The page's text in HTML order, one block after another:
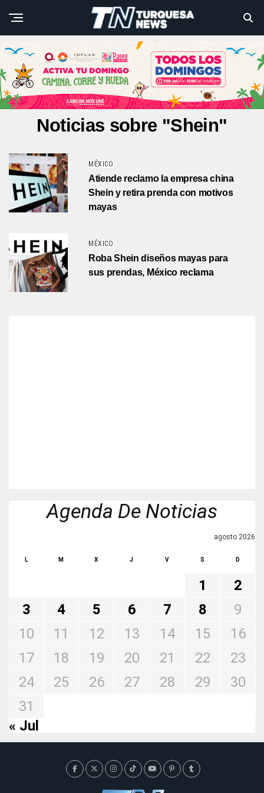
Noticias sobre "Shein"
MÉXICO
Atiende reclamo la empresa china
Shein y retira prenda con motivos
mayas
MÉXICO
Roba Shein diseños mayas para
sus prendas, México reclama
Agenda De Noticias
agosto 2026
L M X J V S D
1
2
3
4 5 6 7 8
9
10
11 12 13 14 15
16
17
18 19 20 21 22
23
24
25 26 27 28 29
30
31
« Jul